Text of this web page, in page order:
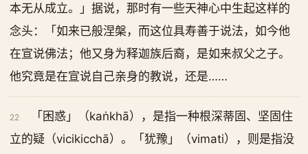
本无从成立。」据说，那时有一些天神心中生起这样的
念头：「如来已般涅槃，而这位具寿善于说法，如今他
在宣说佛法；他又身为释迦族后裔，是如来叔父之子。
他究竟是在宣说自己亲身的教说，还是……
22
「困惑」（kaṅkhā），是指一种根深蒂固、坚固住
立的疑（vicikicchā）。「犹豫」（vimati），则是指没